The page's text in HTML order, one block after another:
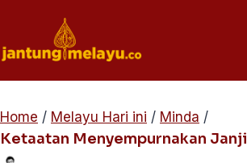
content
Home / Melayu Hari ini / Minda /
Ketaatan Menyempurnakan Janji